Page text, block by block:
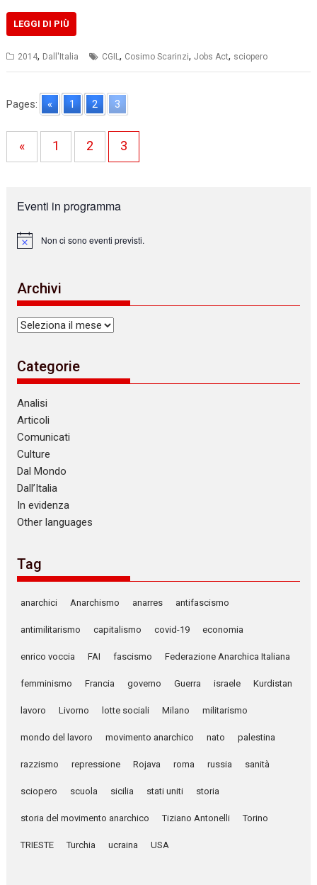
LEGGI DI PIÙ
2014, Dall'Italia CGIL, Cosimo Scarinzi,Jobs Act, sciopero
Pages: « 1 2 3
« 1 2 3
Eventi in programma
N
c
e
Non ci sono eventi previsti.
Archivi
Archivi
Categorie
Analisi
Articoli
Comunicati
Culture
Dal Mondo
Dall’Italia
In evidenza
Other languages
Tag
anarchici Anarchismo anarres antifascismo
antimilitarismo capitalismo covid-19 economia
enrico voccia FAI fascismo Federazione Anarchica Italiana
femminismo Francia governo Guerra israele Kurdistan
lavoro Livorno lotte sociali Milano militarismo
mondo del lavoro movimento anarchico nato palestina
razzismo repressione Rojava roma russia sanità
sciopero scuola sicilia stati uniti storia
storia del movimento anarchico Tiziano Antonelli Torino
TRIESTE Turchia ucraina USA